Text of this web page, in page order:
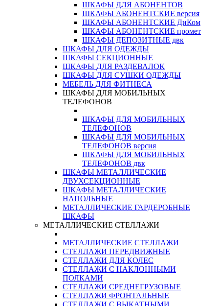
ШКАФЫ ДЛЯ АБОНЕНТОВ
ШКАФЫ АБОНЕНТСКИЕ версия
ШКАФЫ АБОНЕНТСКИЕ ДиКом
ШКАФЫ АБОНЕНТСКИЕ промет
ШКАФЫ ДЕПОЗИТНЫЕ двк
ШКАФЫ ДЛЯ ОДЕЖДЫ
ШКАФЫ СЕКЦИОННЫЕ
ШКАФЫ ДЛЯ РАЗДЕВАЛОК
ШКАФЫ ДЛЯ СУШКИ ОДЕЖДЫ
МЕБЕЛЬ ДЛЯ ФИТНЕСА
ШКАФЫ ДЛЯ МОБИЛЬНЫХ
ТЕЛЕФОНОВ
ШКАФЫ ДЛЯ МОБИЛЬНЫХ
ТЕЛЕФОНОВ
ШКАФЫ ДЛЯ МОБИЛЬНЫХ
ТЕЛЕФОНОВ версия
ШКАФЫ ДЛЯ МОБИЛЬНЫХ
ТЕЛЕФОНОВ двк
ШКАФЫ МЕТАЛЛИЧЕСКИЕ
ДВУХСЕКЦИОННЫЕ
ШКАФЫ МЕТАЛЛИЧЕСКИЕ
НАПОЛЬНЫЕ
МЕТАЛЛИЧЕСКИЕ ГАРДЕРОБНЫЕ
ШКАФЫ
МЕТАЛЛИЧЕСКИЕ СТЕЛЛАЖИ
МЕТАЛЛИЧЕСКИЕ СТЕЛЛАЖИ
СТЕЛЛАЖИ ПЕРЕДВИЖНЫЕ
СТЕЛЛАЖИ ДЛЯ КОЛЕС
СТЕЛЛАЖИ С НАКЛОННЫМИ
ПОЛКАМИ
СТЕЛЛАЖИ СРЕДНЕГРУЗОВЫЕ
СТЕЛЛАЖИ ФРОНТАЛЬНЫЕ
СТЕЛЛАЖИ С ВЫКАТНЫМИ